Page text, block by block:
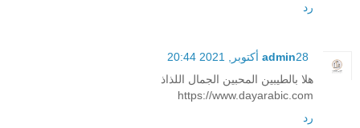
رد
admin28 أكتوبر, 2021 20:44
هلا بالطيبين المحبين الجمال اللذاذ
https://www.dayarabic.com
رد